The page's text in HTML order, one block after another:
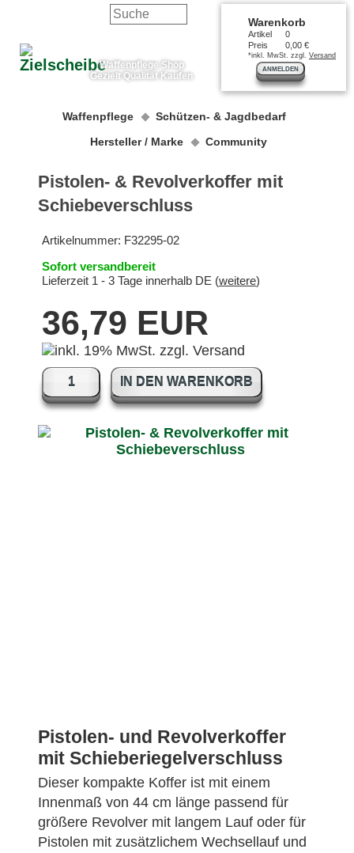
Waffenpflege Shop
Gezielt Qualität Kaufen
Warenkorb
Artikel
0
Preis
0,00 €
*inkl. MwSt. zzgl. Versand
ANMELDEN
Waffenpflege
Schützen- & Jagdbedarf
Hersteller / Marke
Community
Pistolen- & Revolverkoffer mit
Schiebeverschluss
Artikelnummer: F32295-02
Sofort versandbereit
Lieferzeit 1 - 3 Tage innerhalb DE (weitere)
36,79 EUR
IN DEN WARENKORB
Pistolen- und Revolverkoffer
mit Schieberiegelverschluss
Dieser kompakte Koffer ist mit einem
Innenmaß von 44 cm länge passend für
größere Revolver mit langem Lauf oder für
Pistolen mit zusätzlichem Wechsellauf und